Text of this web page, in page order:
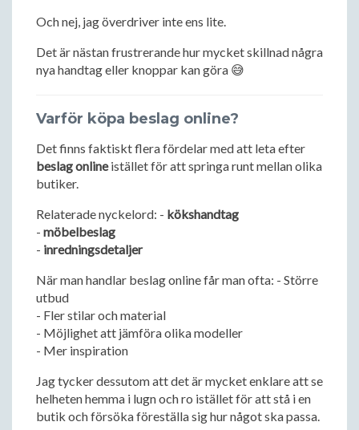
Och nej, jag överdriver inte ens lite.
Det är nästan frustrerande hur mycket skillnad några
nya handtag eller knoppar kan göra 😅
Varför köpa beslag online?
Det finns faktiskt flera fördelar med att leta efter
beslag onlineistället för att springa runt mellan olika
butiker.
Relaterade nyckelord: - kökshandtag
- möbelbeslag
- inredningsdetaljer
När man handlar beslag online får man ofta: - Större
utbud
- Fler stilar och material
- Möjlighet att jämföra olika modeller
- Mer inspiration
Jag tycker dessutom att det är mycket enklare att se
helheten hemma i lugn och ro istället för att stå i en
butik och försöka föreställa sig hur något ska passa.